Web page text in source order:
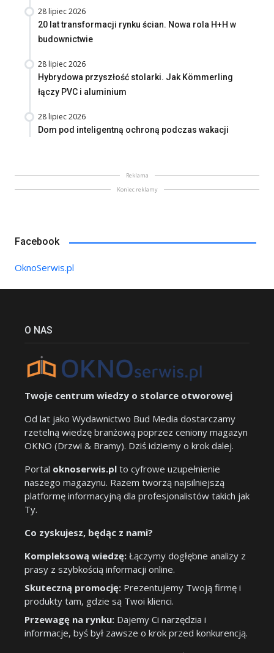
28 lipiec 2026
20 lat transformacji rynku ścian. Nowa rola H+H w
budownictwie
28 lipiec 2026
Hybrydowa przyszłość stolarki. Jak Kömmerling
łączy PVC i aluminium
28 lipiec 2026
Dom pod inteligentną ochroną podczas wakacji
Reklama
Koniec reklamy
Facebook
OknoSerwis.pl
O NAS
Twoje centrum wiedzy o stolarce otworowej
Od lat jako Wydawnictwo Bud Media dostarczamy
rzetelną wiedzę branżową poprzez ceniony magazyn
OKNO (Drzwi & Bramy). Dziś idziemy o krok dalej.
Portal oknoserwis.pl to cyfrowe uzupełnienie
naszego magazynu. Razem tworzą najsilniejszą
platformę informacyjną dla profesjonalistów takich jak
Ty.
Co zyskujesz, będąc z nami?
Kompleksową wiedzę: Łączymy dogłębne analizy z
prasy z szybkością informacji online.
Skuteczną promocję: Prezentujemy Twoją firmę i
produkty tam, gdzie są Twoi klienci.
Przewagę na rynku: Dajemy Ci narzędzia i
informacje, byś był zawsze o krok przed konkurencją.